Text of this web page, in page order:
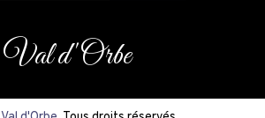
Val d'Orbe